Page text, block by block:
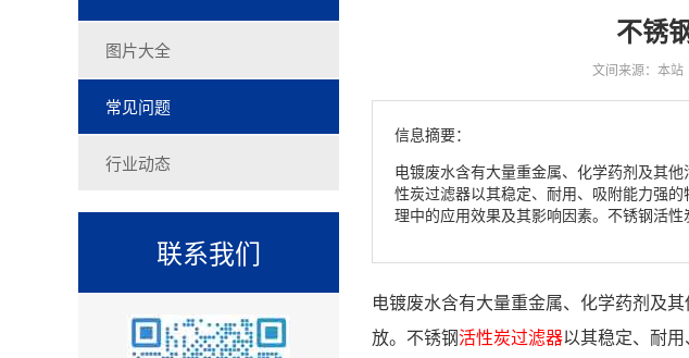
图片大全
常见问题
行业动态
联系我们
不锈
文间来源：本站
信息摘要：
电镀废水含有大量重金属、化学药剂及其
性炭过滤器以其稳定、耐用、吸附能力强
理中的应用效果及其影响因素。不锈钢活性
电镀废水含有大量重金属、化学药剂及
放。不锈钢活性炭过滤器以其稳定、耐